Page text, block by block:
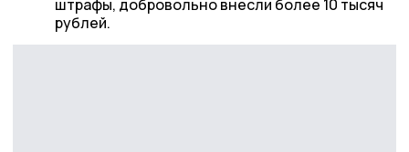
штрафы, добровольно внесли более 10 тысяч
рублей.